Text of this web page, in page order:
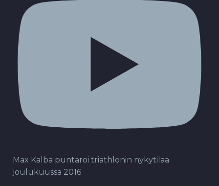
Max Kalba puntaroi triathlonin nykytilaa
joulukuussa 2016